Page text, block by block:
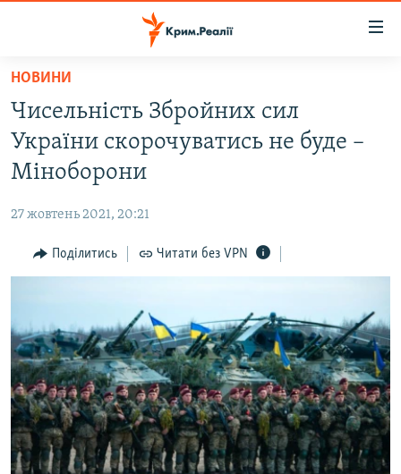
Перейти
основного
матеріалу
Перейти
до
основної
Перейти
до
ВІДЕО ТА ФОТО
БЛОГИ
ПОГЛЯД
СПЕЦПРОЕКТИ
ДЕПОРТАЦІЯ
ВІДЕОУРОКИ «ELIFBE»
СВІДЧЕННЯ ОКУПАЦІЇ
ЯК ОБІЙТИ БЛОКУВАННЯ
Русский
Qırımtatar
НОВИНИ
Чисельність Збройних сил
України скорочуватись не буде –
Міноборони
27 жовтень 2021, 20:21
Поділитись Читати без VPN